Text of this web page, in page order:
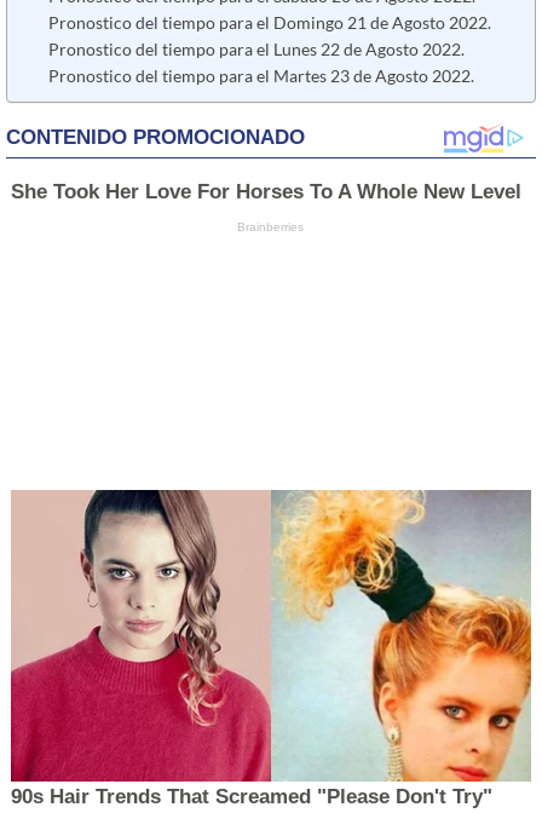
Pronostico del tiempo para el Domingo 21 de Agosto 2022.
Pronostico del tiempo para el Lunes 22 de Agosto 2022.
Pronostico del tiempo para el Martes 23 de Agosto 2022.